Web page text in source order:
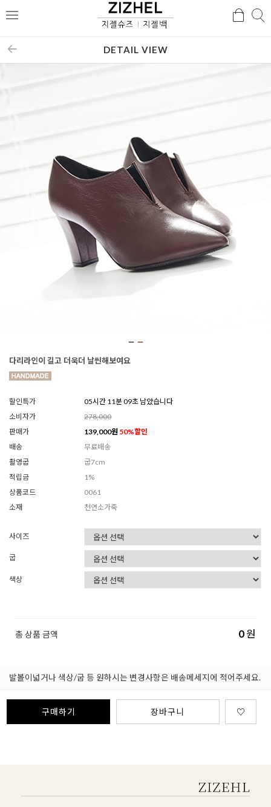
메
검
DETAIL VIEW
다리라인이 길고 더욱더 날씬해보여요
할인특가
05시간 11분 08초 남았습니다
소비자가
278,000
판매가
139,000원 50%할인
배송
무료배송
촬영굽
굽7cm
적립금
1%
상품코드
0061
소재
천연소가죽
사이즈
굽
색상
총 상품 금액 0원
발볼이넓거나 색상/굽 등 원하시는 변경사항은 배송메세지에 적어주세요.
구매하기 장바구니 ♡